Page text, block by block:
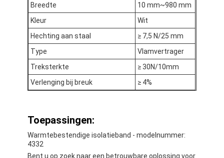
De Plakband van de Polyimidefilm
Aluminiumfolie Plakband
De Doekband van het aluminiumfolieglas
Folie Onder ogen gezien Kraftpapier-Document
De Band van het foliegrof linnen
De Band van de doekbuis
Breedte
10 mm~980 mm
Kleur
Wit
Hechting aan staal
≥ 7,5 N/25 mm
Type
Vlamvertrager
Treksterkte
≥ 30N/10mm
Verlenging bij breuk
≥ 4%
Toepassingen:
Warmtebestendige isolatieband - modelnummer:
4332
Bent u op zoek naar een betrouwbare oplossing voor